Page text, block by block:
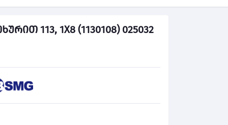
113, 1X8 (1130108) 025032